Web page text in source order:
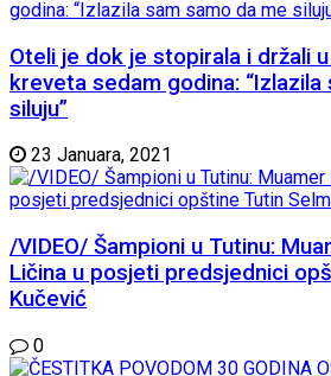
Oteli je dok je stopirala i držali
kreveta sedam godina: “Izlazila
siluju”
23 Januara, 2021
/VIDEO/ Šampioni u Tutinu:
Ličina u posjeti predsjednici
Kučević
0